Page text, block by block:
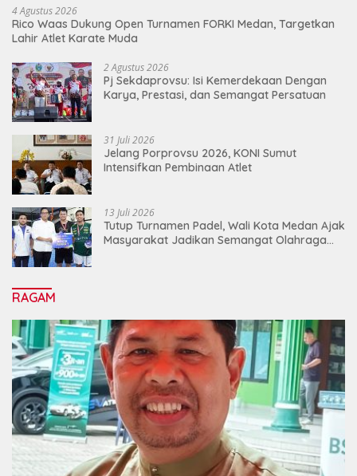
4 Agustus 2026
Rico Waas Dukung Open Turnamen FORKI Medan, Targetkan
Lahir Atlet Karate Muda
2 Agustus 2026
Pj Sekdaprovsu: Isi Kemerdekaan Dengan
Karya, Prestasi, dan Semangat Persatuan
31 Juli 2026
Jelang Porprovsu 2026, KONI Sumut
Intensifkan Pembinaan Atlet
13 Juli 2026
Tutup Turnamen Padel, Wali Kota Medan Ajak
Masyarakat Jadikan Semangat Olahraga
RAGAM